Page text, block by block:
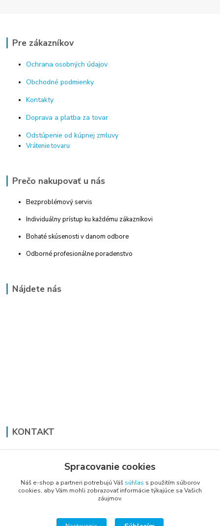
Pre zákazníkov
Ochrana osobných údajov
Obchodné podmienky
Kontakty
Doprava a platba za tovar
Odstúpenie od kúpnej zmluvy
Vrátenie tovaru
Prečo nakupovať u nás
Bezproblémový servis
Individuálny prístup ku každému zákazníkovi
Bohaté skúsenosti v danom odbore
Odborné profesionálne poradenstvo
Nájdete nás
KONTAKT
+421 948 711 774
vsetkoprenabytok@gmail.com
Spracovanie cookies
Náš e-shop a partneri potrebujú Váš súhlas s použitím súborov
cookies, aby Vám mohli zobrazovať informácie týkajúce sa Vašich
záujmov.